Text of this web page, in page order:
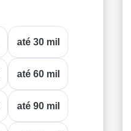
até 30 mil
até 60 mil
até 90 mil